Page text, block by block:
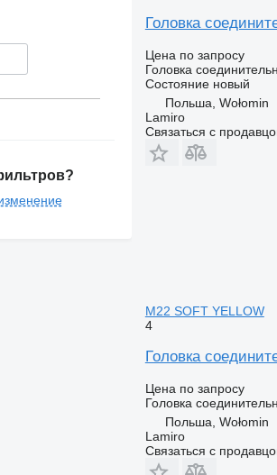
Головка
Цена по запросу
Головка
Состояниеновый
Польша, Wołomin
Lamiro
Связаться с
M22 SOFT YELLOW
4
Головка
Цена по запросу
Головка
Польша, Wołomin
Lamiro
Связаться с